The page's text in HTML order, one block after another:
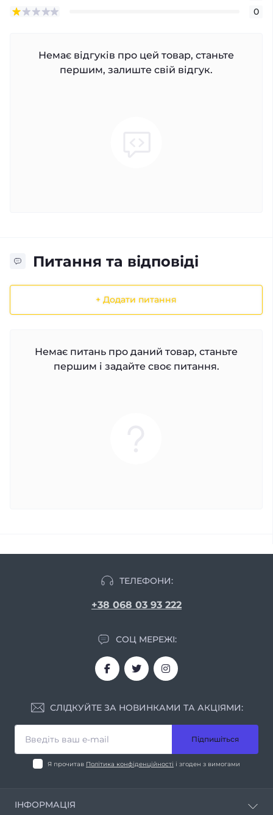
0
Немає відгуків про цей товар, станьте
першим, залиште свій відгук.
Питання та відповіді
+ Додати питання
Немає питань про даний товар, станьте
першим і задайте своє питання.
ТЕЛЕФОНИ:
+38 068 03 93 222
СОЦ МЕРЕЖІ:
СЛІДКУЙТЕ ЗА НОВИНКАМИ ТА АКЦІЯМИ:
Підпишіться
Я прочитав Політика конфіденційності і згоден з вимогами
ІНФОРМАЦІЯ